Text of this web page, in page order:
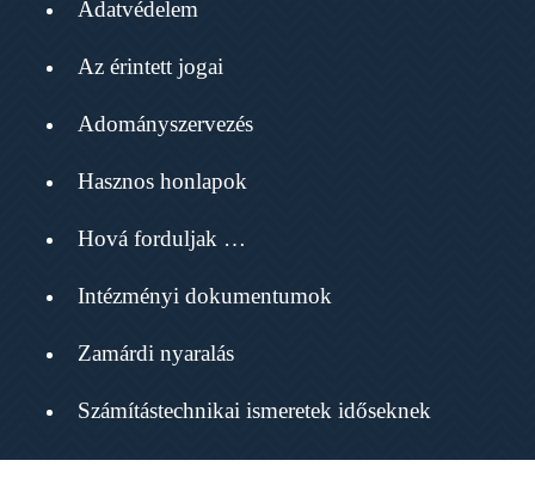
Adatvédelem
Az érintett jogai
Adományszervezés
Hasznos honlapok
Hová forduljak …
Intézményi dokumentumok
Zamárdi nyaralás
Számítástechnikai ismeretek időseknek
Havi hírmondó